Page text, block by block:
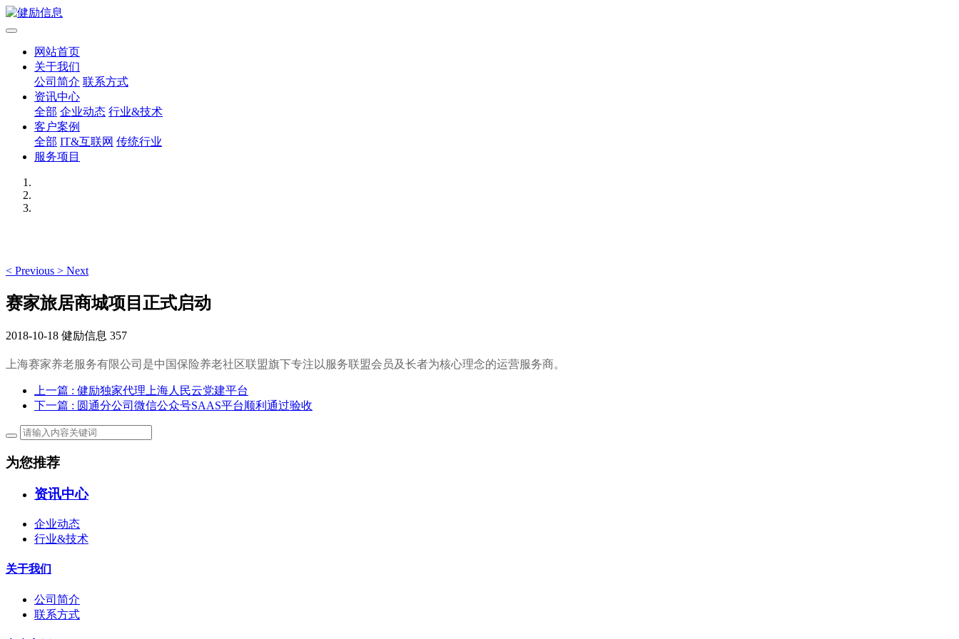
网站首页
关于我们
公司简介 联系方式
资讯中心
全部 企业动态 行业&技术
客户案例
全部 IT&互联网 传统行业
服务项目
< Previous > Next
赛家旅居商城项目正式启动
2018-10-18 健励信息 357
上海赛家养老服务有限公司是中国保险养老社区联盟旗下专注以服务联盟会员及长者为核心理念的运营服务商。
上一篇 : 健励独家代理上海人民云党建平台
下一篇 : 圆通分公司微信公众号SAAS平台顺利通过验收
为您推荐
资讯中心
企业动态
行业&技术
关于我们
公司简介
联系方式